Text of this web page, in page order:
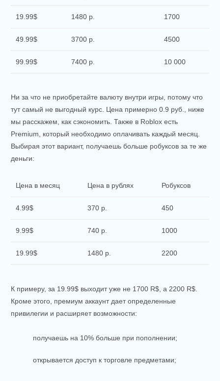
19.99$ 1480 р. 1700
49.99$ 3700 р. 4500
99.99$ 7400 р. 10 000
Ни за что не приобретайте валюту внутри игры, потому что
тут самый не выгодный курс. Цена примерно 0.9 руб., ниже
мы расскажем, как сэкономить. Также в Roblox есть
Premium, который необходимо оплачивать каждый месяц.
Выбирая этот вариант, получаешь больше робуксов за те же
деньги:
Цена в месяц Цена в рублях Робуксов
4.99$ 370 р. 450
9.99$ 740 р. 1000
19.99$ 1480 р. 2200
К примеру, за 19.99$ выходит уже не 1700 R$, а 2200 R$.
Кроме этого, премиум аккаунт дает определенные
привилегии и расширяет возможности:
получаешь на 10% больше при пополнении;
открывается доступ к торговле предметами;